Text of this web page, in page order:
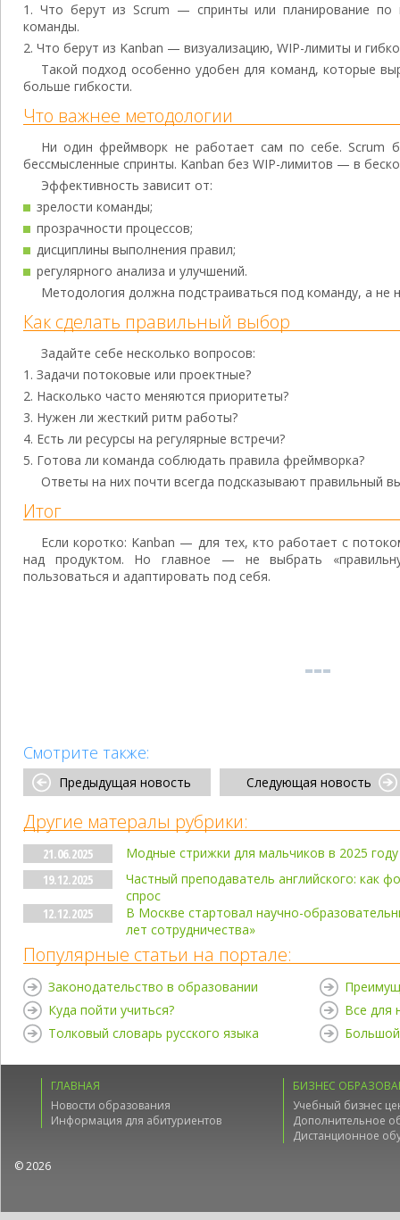
Что берут из Scrum — спринты или планирование по
команды.
Что берут из Kanban — визуализацию, WIP-лимиты и
Такой подход особенно удобен для команд, которые
больше гибкости.
Что важнее методологии
Ни один фреймворк не работает сам по себе. Scrum
бессмысленные спринты. Kanban без WIP-лимитов — в
Эффективность зависит от:
зрелости команды;
прозрачности процессов;
дисциплины выполнения правил;
регулярного анализа и улучшений.
Методология должна подстраиваться под команду, а не
Как сделать правильный выбор
Задайте себе несколько вопросов:
Задачи потоковые или проектные?
Насколько часто меняются приоритеты?
Нужен ли жесткий ритм работы?
Есть ли ресурсы на регулярные встречи?
Готова ли команда соблюдать правила фреймворка?
Ответы на них почти всегда подсказывают правильный
Итог
Если коротко: Kanban — для тех, кто работает с
над продуктом. Но главное — не выбрать
пользоваться и адаптировать под себя.
Смотрите также:
Предыдущая новость Следующая новость
Другие матералы рубрики:
21.06.2025
Модные стрижки для мальчиков в 2025 году
19.12.2025
Частный преподаватель английского: как
спрос
12.12.2025
В Москве стартовал научно-
лет сотрудничества»
Популярные статьи на портале:
Законодательство в образовании
Куда пойти учиться?
Толковый словарь русского языка
Все для
Большой
ГЛАВНАЯ
Новости образования
Информация для абитуриентов
БИЗНЕС
Учебный бизнес
Дополнительное
Дистанционное
© 2026